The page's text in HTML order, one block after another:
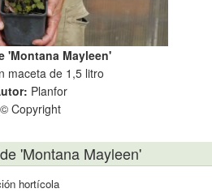
'Montana Mayleen'
maceta de 1,5 litro
Planfor
© Copyright
'Montana Mayleen'
hortícola